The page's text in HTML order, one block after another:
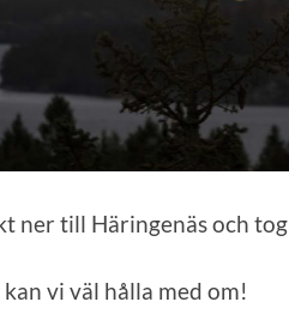
ner till Häringenäs och tog
vi väl hålla med om!